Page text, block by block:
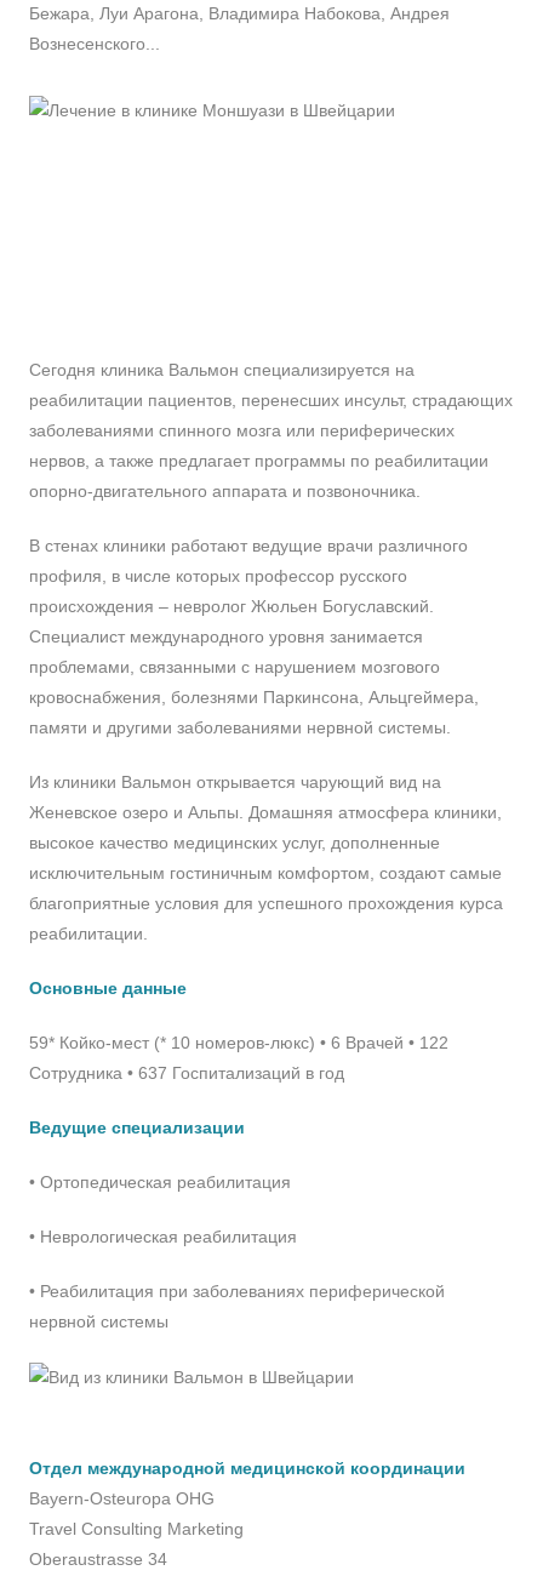
Бежара, Луи Арагона, Владимира Набокова, Андрея
Вознесенского...
Сегодня клиника Вальмон специализируется на
реабилитации пациентов, перенесших инсульт, страдающих
заболеваниями спинного мозга или периферических
нервов, а также предлагает программы по реабилитации
опорно-двигательного аппарата и позвоночника.
В стенах клиники работают ведущие врачи различного
профиля, в числе которых профессор русского
происхождения – невролог Жюльен Богуславский.
Специалист международного уровня занимается
проблемами, связанными с нарушением мозгового
кровоснабжения, болезнями Паркинсона, Альцгеймера,
памяти и другими заболеваниями нервной системы.
Из клиники Вальмон открывается чарующий вид на
Женевское озеро и Альпы. Домашняя атмосфера клиники,
высокое качество медицинских услуг, дополненные
исключительным гостиничным комфортом, создают самые
благоприятные условия для успешного прохождения курса
реабилитации.
Основные данные
59* Койко-мест (* 10 номеров-люкс) • 6 Врачей • 122
Cотрудника • 637 Госпитализаций в год
Ведущие специализации
• Ортопедическая реабилитация
• Неврологическая реабилитация
• Реабилитация при заболеваниях периферической
нервной системы
Отдел международной медицинской координации
Bayern-Osteuropa OHG
Travel Consulting Marketing
Oberaustrasse 34